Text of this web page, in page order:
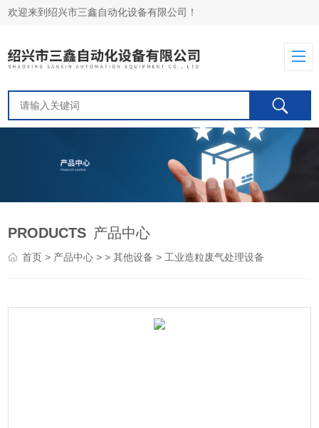
欢迎来到绍兴市三鑫自动化设备有限公司！
PRODUCTS 产品中心
首页 > 产品中心 > >其他设备 > 工业造粒废气处理设备